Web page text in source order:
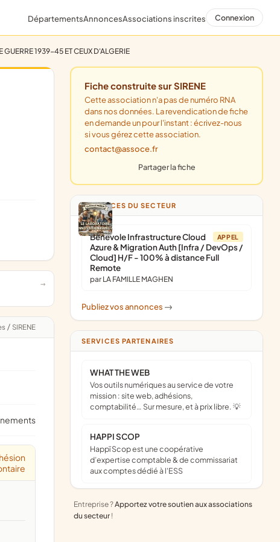
DépartementsAnnoncesAssociations inscrites Connexion
1939-45 ET CEUX D'ALGERIE
/ SIRENE
Fiche construite sur SIRENE
Cette association n'a pas de numéro RNA
dans nos données. La revendication de fiche
en demande un pour l'instant : écrivez-nous
si vous gérez cette association.
contact@assoce.fr
Partager la fiche
ANNONCES DU SECTEUR
APPEL
Bénévole Infrastructure Cloud
Azure & Migration Auth [Infra / DevOps /
Cloud] H/F - 100% à distance Full
Remote
par LA FAMILLE MAGHEN
Publiez vos annonces ->
SERVICES PARTENAIRES
WHAT THE WEB
Vos outils numériques au service de votre
mission : site web, adhésions,
comptabilité… Sur mesure, et à prix libre. 💡
HAPPI SCOP
Happï Scop est une coopérative
d’expertise comptable & de commissariat
aux comptes dédié à l'ESS
Entreprise ?Apportez votre soutien aux associations
du secteur !